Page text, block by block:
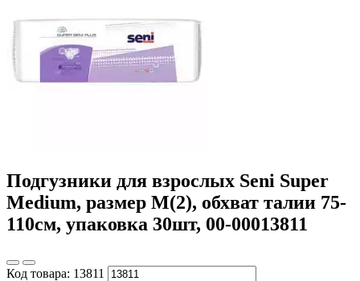
Подгузники для взрослых Seni Super
Medium, размер М(2), обхват талии 75-
110см, упаковка 30шт, 00-00013811
Код товара: 13811